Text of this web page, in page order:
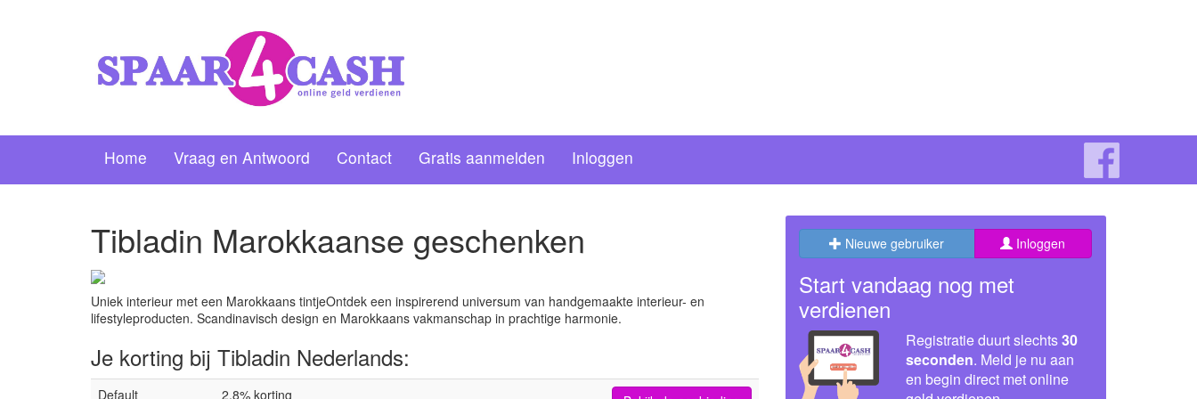
Home Vraag en Antwoord Contact Gratis aanmelden Inloggen
Tibladin Marokkaanse geschenken
Uniek interieur met een Marokkaans tintjeOntdek een inspirerend universum van handgemaakte interieur- en
lifestyleproducten. Scandinavisch design en Marokkaans vakmanschap in prachtige harmonie.
Je korting bij Tibladin Nederlands:
Default 2.8% korting
Nieuwe gebruiker Inloggen
Start vandaag nog met
verdienen
Registratie duurt slechts30
seconden. Meld je nu aan
en begin direct met online